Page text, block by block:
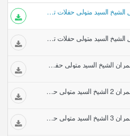
ماتيسر من سورة النمل الشيخ السيد متولي حفلات تلاوات مجودة
ماتيسر من سورة النمل الشيخ السيد متولي حفلات تلاوات مجودة
ماتيسر من سورة آل عمران الشيخ السيد متولي حفلات تلاوات مجودة
ماتيسر من سورة آل عمران 2 الشيخ السيد متولي حفلات تلاوات مجودة
ماتيسر من سورة آل عمران 3 الشيخ السيد متولي حفلات تلاوات مجودة